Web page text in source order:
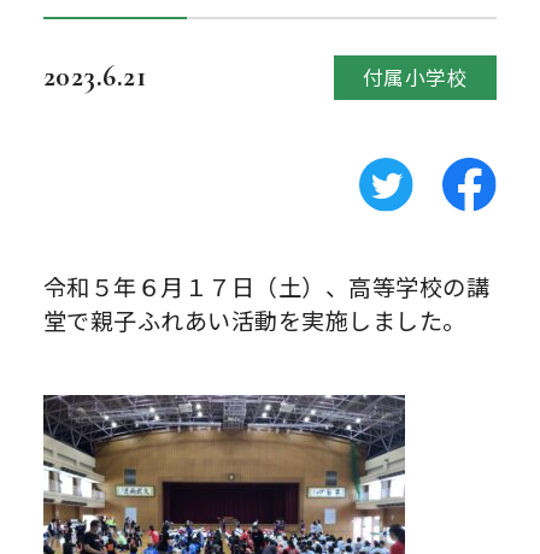
2023.6.21 付属小学校
令和５年６月１７日（土）、高等学校の講
堂で親子ふれあい活動を実施しました。